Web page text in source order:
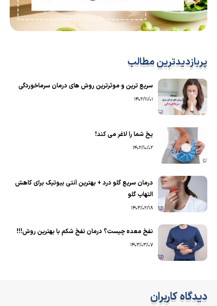
پربازدیدترین مطالب
سریع ترین و موثرترین روش های درمان سرماخوردگی
1402/11/01
یخ شما را لاغر می کند!
1402/10/02
درمان سریع گلو درد + بهترین آنتی بیوتیک برای کاهش
التهاب گلو
1403/02/18
نفخ معده چیست؟ درمان نفخ شکم با بهترین روش!!!
1403/03/07
دیدگاه کاربران